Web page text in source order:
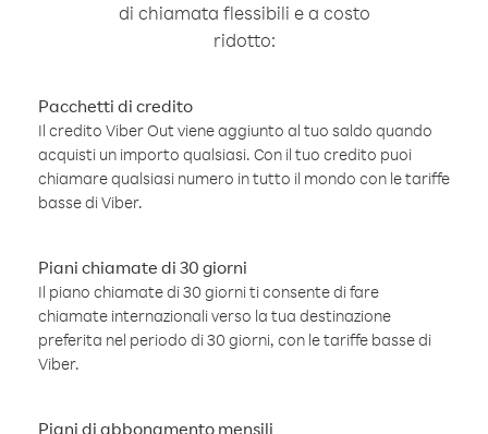
di chiamata flessibili e a costo
ridotto:
Pacchetti di credito
Il credito Viber Out viene aggiunto al tuo saldo quando
acquisti un importo qualsiasi. Con il tuo credito puoi
chiamare qualsiasi numero in tutto il mondo con le tariffe
basse di Viber.
Piani chiamate di 30 giorni
Il piano chiamate di 30 giorni ti consente di fare
chiamate internazionali verso la tua destinazione
preferita nel periodo di 30 giorni, con le tariffe basse di
Viber.
Piani di abbonamento mensili